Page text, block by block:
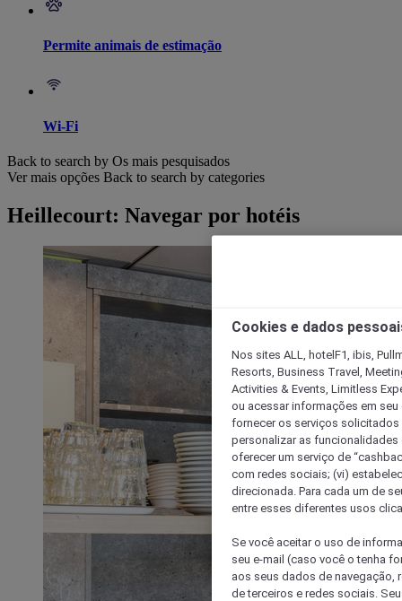
Permite animais de estimação
Wi-Fi
Back to search by Os mais pesquisados
Ver mais opções Back to search by categories
Heillecourt: Navegar por hotéis
Cookies e dados
Nos sites ALL, hotelF1, ibis,
Resorts, Business Travel,
Activities & Events, Limitless
ou acessar informações em
fornecer os serviços solicitados
personalizar as
oferecer um serviço de
com redes sociais; (vi)
direcionada. Para cada um de
entre esses diferentes usos
Se você aceitar o uso de
seu e-mail (caso você o tenha
aos seus dados de navegação,
de terceiros e redes sociais.